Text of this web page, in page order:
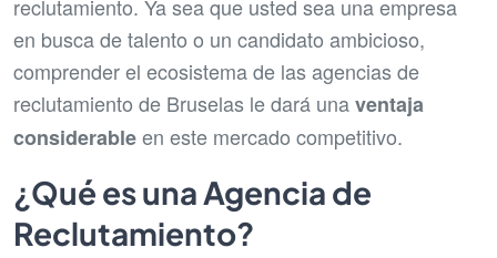
reclutamiento. Ya sea que usted sea una empresa
en busca de talento o un candidato ambicioso,
comprender el ecosistema de las agencias de
reclutamiento de Bruselas le dará unaventaja
considerableen este mercado competitivo.
¿Qué es una Agencia de
Reclutamiento?